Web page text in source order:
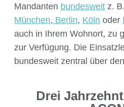
Mandanten bundesweit z.
München, Berlin, Köln oder
auch in Ihrem Wohnort, zu
zur Verfügung. Die
bundesweit zentral über
Drei